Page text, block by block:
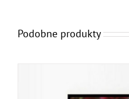
Podobne produkty